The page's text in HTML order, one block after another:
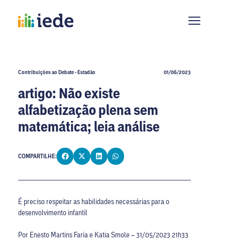
Contribuições ao Debate - Estadão 01/06/2023
artigo: Não existe
alfabetização plena sem
matemática; leia análise
COMPARTILHE:
É preciso respeitar as habilidades necessárias para o
desenvolvimento infantil
Por Enesto Martins Faria e Katia Smole – 31/05/2023 21h33